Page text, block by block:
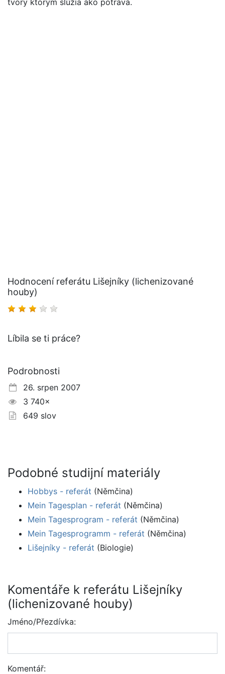
tvory ktorým slúžia ako potrava.
Hodnocení referátu Lišejníky (lichenizované
houby)
Líbila se ti práce?
Podrobnosti
26. srpen 2007
3 740×
649 slov
Podobné studijní materiály
Hobbys - referát (Němčina)
Mein Tagesplan - referát (Němčina)
Mein Tagesprogram - referát (Němčina)
Mein Tagesprogramm - referát (Němčina)
Lišejníky - referát (Biologie)
Komentáře k referátu Lišejníky
(lichenizované houby)
Jméno/Přezdívka:
Komentář: